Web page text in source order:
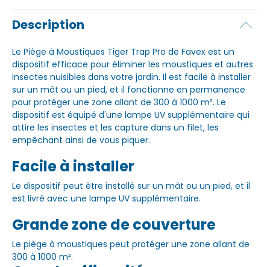
Description
Le Piège à Moustiques Tiger Trap Pro de Favex est un
dispositif efficace pour éliminer les moustiques et autres
insectes nuisibles dans votre jardin. Il est facile à installer
sur un mât ou un pied, et il fonctionne en permanence
pour protéger une zone allant de 300 à 1000 m². Le
dispositif est équipé d'une lampe UV supplémentaire qui
attire les insectes et les capture dans un filet, les
empêchant ainsi de vous piquer.
Facile à installer
Le dispositif peut être installé sur un mât ou un pied, et il
est livré avec une lampe UV supplémentaire.
Grande zone de couverture
Le piège à moustiques peut protéger une zone allant de
300 à 1000 m².